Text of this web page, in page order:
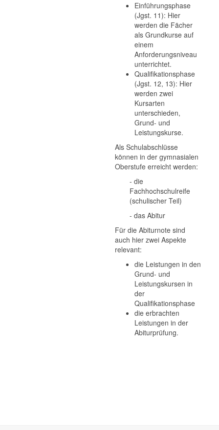
Einführungsphase
(Jgst. 11): Hier
werden die Fächer
als Grundkurse auf
einem
Anforderungsniveau
unterrichtet.
Qualifikationsphase
(Jgst. 12, 13): Hier
werden zwei
Kursarten
unterschieden,
Grund- und
Leistungskurse.
Als Schulabschlüsse
können in der gymnasialen
Oberstufe erreicht werden:
- die
Fachhochschulreife
(schulischer Teil)
- das Abitur
Für die Abiturnote sind
auch hier zwei Aspekte
relevant:
die Leistungen in den
Grund- und
Leistungskursen in
der
Qualifikationsphase
die erbrachten
Leistungen in der
Abiturprüfung.